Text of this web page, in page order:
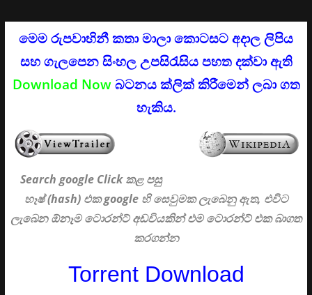
මෙම රුපවාහිනී කතා මාලා කොටසට අදාල ලිපිය
සහ ගැලපෙන සිංහල උපසිරැසිය පහත දක්වා ඇති
Download Nowබටනය ක්ලික් කිරීමෙන් ලබා ගත
හැකිය.
Search google Clickකළ පසු
හෑෂ් (hash) එක google හි සෙවුමක ලැබෙනු ඇත, එවිට
ලැබෙන ඕනෑම ටොරන්ට් අඩවියකින් එම ටොරන්ට් එක බාගත
කරගන්න
Torrent Download